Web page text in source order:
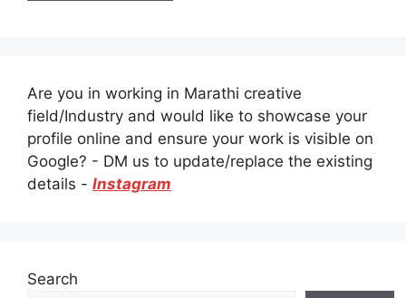
Are you in working in Marathi creative
field/Industry and would like to showcase your
profile online and ensure your work is visible on
Google? - DM us to update/replace the existing
details - Instagram
Search